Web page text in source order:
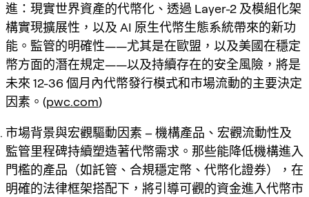
進：現實世界資產的代幣化、透過 Layer-2 及模組化架
構實現擴展性，以及 AI 原生代幣生態系統帶來的新功
能。監管的明確性——尤其是在歐盟，以及美國在穩定
幣方面的潛在規定——以及持續存在的安全風險，將是
未來 12-36 個月內代幣發行模式和市場流動的主要決定
因素。(pwc.com)
市場背景與宏觀驅動因素 – 機構產品、宏觀流動性及
監管里程碑持續塑造著代幣需求。那些能降低機構進入
門檻的產品（如託管、合規穩定幣、代幣化證券），在
明確的法律框架搭配下，將引導可觀的資金進入代幣市